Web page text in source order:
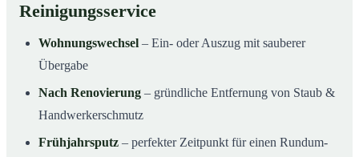
Reinigungsservice
Wohnungswechsel – Ein- oder Auszug mit sauberer
Übergabe
Nach Renovierung – gründliche Entfernung von Staub &
Handwerkerschmutz
Frühjahrsputz – perfekter Zeitpunkt für einen Rundum-